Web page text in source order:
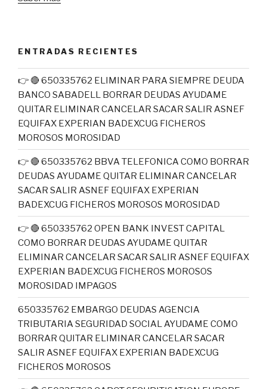
ENTRADAS RECIENTES
👉 🔴 650335762 ELIMINAR PARA SIEMPRE DEUDA
BANCO SABADELL BORRAR DEUDAS AYUDAME
QUITAR ELIMINAR CANCELAR SACAR SALIR ASNEF
EQUIFAX EXPERIAN BADEXCUG FICHEROS
MOROSOS MOROSIDAD
👉 🔴 650335762 BBVA TELEFONICA COMO BORRAR
DEUDAS AYUDAME QUITAR ELIMINAR CANCELAR
SACAR SALIR ASNEF EQUIFAX EXPERIAN
BADEXCUG FICHEROS MOROSOS MOROSIDAD
👉 🔴 650335762 OPEN BANK INVEST CAPITAL
COMO BORRAR DEUDAS AYUDAME QUITAR
ELIMINAR CANCELAR SACAR SALIR ASNEF EQUIFAX
EXPERIAN BADEXCUG FICHEROS MOROSOS
MOROSIDAD IMPAGOS
650335762 EMBARGO DEUDAS AGENCIA
TRIBUTARIA SEGURIDAD SOCIAL AYUDAME COMO
BORRAR QUITAR ELIMINAR CANCELAR SACAR
SALIR ASNEF EQUIFAX EXPERIAN BADEXCUG
FICHEROS MOROSOS